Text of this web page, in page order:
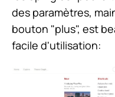
des paramètres,
bouton "plus", est
facile d'utilisation: